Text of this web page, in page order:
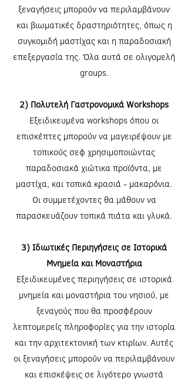
ξεναγήσεις μπορούν να περιλαμβάνουν
και βιωματικές δραστηριότητες, όπως η
συγκομιδή μαστίχας και η παραδοσιακή
επεξεργασία της. Όλα αυτά σε ολιγομελή
groups.
2) Πολυτελή Γαστρονομικά Workshops
Εξειδικευμένα workshops όπου οι
επισκέπτες μπορούν να μαγειρέψουν με
τοπικούς σεφ χρησιμοποιώντας
παραδοσιακά χιώτικα προϊόντα, με
μαστίχα, και τοπικά κρασιά - μακαρόνια.
Οι συμμετέχοντες θα μάθουν να
παρασκευάζουν τοπικά πιάτα και γλυκά.
3) Ιδιωτικές Περιηγήσεις σε Ιστορικά
Μνημεία και Μοναστήρια
Εξειδικευμένες περιηγήσεις σε ιστορικά
μνημεία και μοναστήρια του νησιού, με
ξεναγούς που θα προσφέρουν
λεπτομερείς πληροφορίες για την ιστορία
και την αρχιτεκτονική των κτιρίων. Αυτές
οι ξεναγήσεις μπορούν να περιλαμβάνουν
και επισκέψεις σε λιγότερο γνωστά